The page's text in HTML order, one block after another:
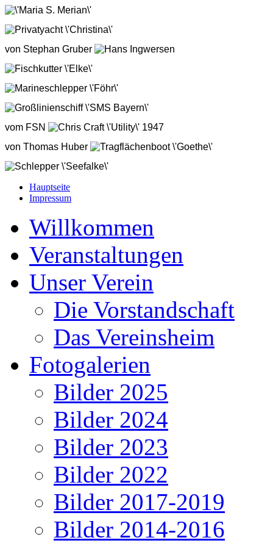
von Stephan Gruber
vom FSN
von Thomas Huber
Schlepper 'Bugsier 19'
Jacht 'Diva'
Stromaufsichtsboot 'Bussard'
von Michael Nießlein
Hauptseite
Impressum
Willkommen
Veranstaltungen
Unser Verein
Die Vorstandschaft
Das Vereinsheim
Fotogalerien
Bilder 2025
Bilder 2024
Bilder 2023
Bilder 2022
Bilder 2017-2019
Bilder 2014-2016